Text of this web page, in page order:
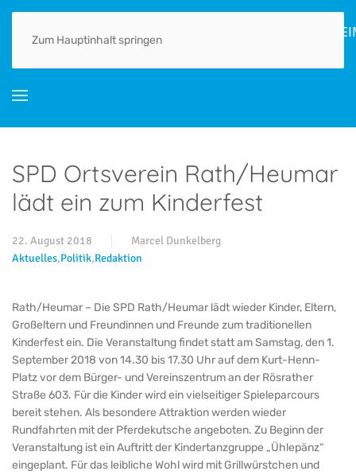
Zum Hauptinhalt springen
HOME AKTUELLES ORTSGESCHICHTE(N) GEWERBE
SPD Ortsverein Rath/Heumar
lädt ein zum Kinderfest
22. August 2018
Marcel Dunkelberg
Aktuelles,Politik,Redaktion
Rath/Heumar – Die SPD Rath/Heumar lädt wieder Kinder, Eltern,
Großeltern und Freundinnen und Freunde zum traditionellen
Kinderfest ein. Die Veranstaltung findet statt am Samstag, den 1.
September 2018 von 14.30 bis 17.30 Uhr auf dem Kurt-Henn-
Platz vor dem Bürger- und Vereinszentrum an der Rösrather
Straße 603. Für die Kinder wird ein vielseitiger Spieleparcours
bereit stehen. Als besondere Attraktion werden wieder
Rundfahrten mit der Pferdekutsche angeboten. Zu Beginn der
Veranstaltung ist ein Auftritt der Kindertanzgruppe „Ühlepänz“
eingeplant. Für das leibliche Wohl wird mit Grillwürstchen und